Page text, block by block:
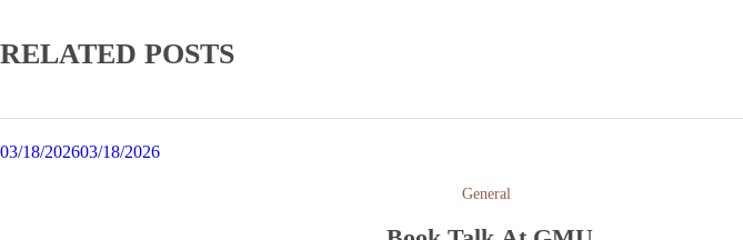
RELATED POSTS
03/18/202603/18/2026
General